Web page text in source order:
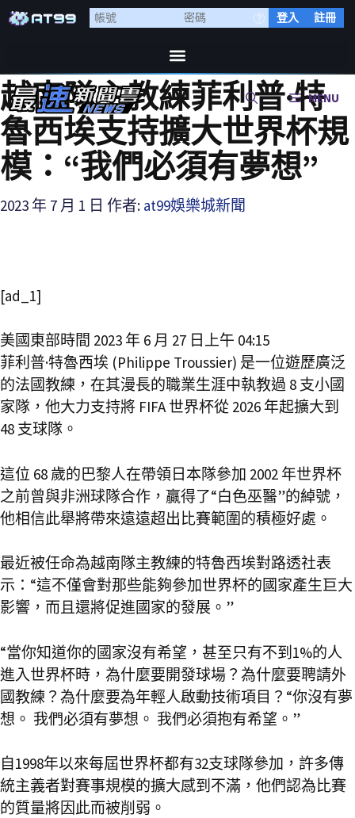
登入 註冊
MENU
越南隊主教練菲利普·特
魯西埃支持擴大世界杯規
模：“我們必須有夢想”
2023 年 7 月 1 日 作者: at99娛樂城新聞
[ad_1]
美國東部時間 2023 年 6 月 27 日上午 04:15
菲利普·特魯西埃 (Philippe Troussier) 是一位遊歷廣泛
的法國教練，在其漫長的職業生涯中執教過 8 支小國
家隊，他大力支持將 FIFA 世界杯從 2026 年起擴大到
48 支球隊。
這位 68 歲的巴黎人在帶領日本隊參加 2002 年世界杯
之前曾與非洲球隊合作，贏得了“白色巫醫”的綽號，
他相信此舉將帶來遠遠超出比賽範圍的積極好處。
最近被任命為越南隊主教練的特魯西埃對路透社表
示：“這不僅會對那些能夠參加世界杯的國家產生巨大
影響，而且還將促進國家的發展。”
“當你知道你的國家沒有希望，甚至只有不到1%的人
進入世界杯時，為什麼要開發球場？為什麼要聘請外
國教練？為什麼要為年輕人啟動技術項目？“你沒有夢
想。 我們必須有夢想。 我們必須抱有希望。”
自1998年以來每屆世界杯都有32支球隊參加，許多傳
統主義者對賽事規模的擴大感到不滿，他們認為比賽
的質量將因此而被削弱。